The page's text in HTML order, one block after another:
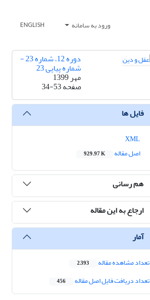
ورود به سامانه ENGLISH
دوره 12، شماره 23 -
شماره پیاپی 23
مهر 1399
صفحه34-53
فایل ها
اصل مقاله
929.97 K
هم رسانی
ارجاع به این مقاله
آمار
تعداد مشاهده مقاله 2,393
تعداد دریافت فایل اصل مقاله 456